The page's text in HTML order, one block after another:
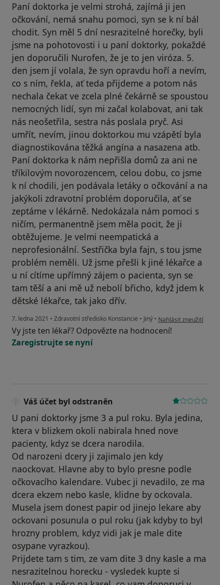
Paní doktorka je velmi strohá, zajímá ji jen
očkování, nemá snahu pomoci, syn se k ní bál
chodit. Syn měl 5 dní nesrazitelné horečky, byli
jsme na pohotovosti i u paní doktorky, pokaždé
jen doporučili Nurofen, že je to jen viróza. 5.
den jsem jí volala, že syn opravdu hoří a nevím,
co s ním, řekla, ať teda přijdeme a potom nás
nechala čekat ve zcela plné čekárně se spoustou
nemocných lidí, syn mi začal kolabovat, ani tak
nás neošetřila, sestra nás poslala pryč. Asi
umřít, nevím, jinou doktorkou mu vzápětí byla
diagnostikována těžká angína a nasazena atb.
Paní doktorka k nám nepřišla domů za ani ne
tříkilovým novorozencem, celou dobu, co jsme
k ní chodili, jen podávala letáky o očkování a na
jakýkoli zdravotní problém doporučila, ať se
zeptáme v lékárně. Nedokázala nám pomoci s
ničím, permanentně jsem měla pocit, že ji
obtěžujeme. Je velmi neempatická a
neprofesionální. Sestřička byla fajn, s tou jsme
problém neměli. Už jsme přešli k jiné lékařce a
u ní cítíme upřímný zájem o pacienta, syn se
tam těší a ani mě už nebolí břicho, když jdem k
dětské lékařce, tak jako dřív.
7. ledna 2021 • Zdravotní středisko Konstancie • Jiný • podle názoru
Nahlásit zneužití
Vy jste ten lékař? Odpovězte na hodnocení!
Zaregistrujte se nyní
Váš účet byl odstraněn
U pani doktorky jsme 3 a pul roku. Byla jedina,
ktera v blizkem okoli nabirala hned nove
pacienty, kdyz se dcera narodila.
Od narozeni dcery ji zajimalo jen kdy
naockovat. Hlavne aby to bylo presne podle
očkovacího kalendare. Vubec ji nevadilo, ze ma
dcera ekzem nebo kasle, klidne by ockovala.
Musela jsem donest papir od jinejo lekare aby
ockovani posunula o pul roku (jak kdyby to byl
hrozny problem, kdyz vidi jak je male dite
osypane vyrazkou).
Prijdete tam s tim, ze vam dite 3 dny kasle a ma
nesrazitelnou horecku - vysledek kupte si